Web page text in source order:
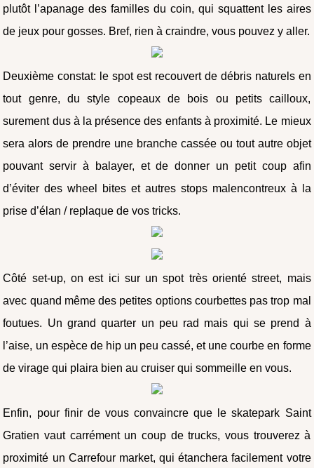
plutôt l’apanage des familles du coin, qui squattent les aires
de jeux pour gosses. Bref, rien à craindre, vous pouvez y aller.
Deuxième constat: le spot est recouvert de débris naturels en
tout genre, du style copeaux de bois ou petits cailloux,
surement dus à la présence des enfants à proximité. Le mieux
sera alors de prendre une branche cassée ou tout autre objet
pouvant servir à balayer, et de donner un petit coup afin
d’éviter des wheel bites et autres stops malencontreux à la
prise d’élan / replaque de vos tricks.
Côté set-up, on est ici sur un spot très orienté street, mais
avec quand même des petites options courbettes pas trop mal
foutues. Un grand quarter un peu rad mais qui se prend à
l’aise, un espèce de hip un peu cassé, et une courbe en forme
de virage qui plaira bien au cruiser qui sommeille en vous.
Enfin, pour finir de vous convaincre que le skatepark Saint
Gratien vaut carrément un coup de trucks, vous trouverez à
proximité un Carrefour market, qui étanchera facilement votre